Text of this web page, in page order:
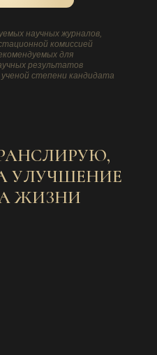
научных журналов,
комиссией
для
результатов
степени кандидата
УЛУЧШЕНИЕ
ЖИЗНИ